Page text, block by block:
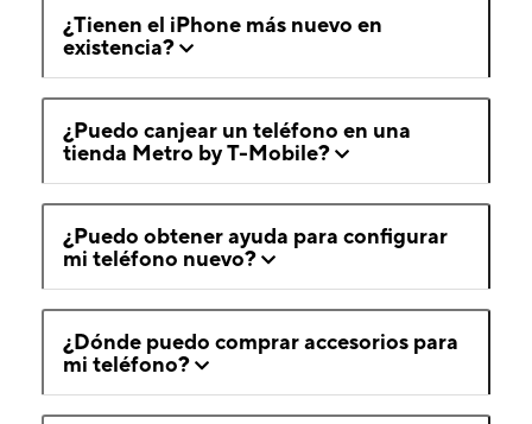
¿Tienen el iPhone más nuevo en
existencia?
¿Puedo canjear un teléfono en una
tienda Metro by T-Mobile?
¿Puedo obtener ayuda para configurar
mi teléfono nuevo?
¿Dónde puedo comprar accesorios para
mi teléfono?